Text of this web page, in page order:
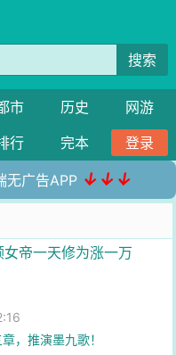
搜索
市 历史
网游
行 完本 登录
无广告APP ↓↓↓
帝一天修为涨一万
，推演墨九歌！